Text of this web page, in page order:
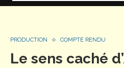
PRODUCTION COMPTE RENDU
Le sens caché d’